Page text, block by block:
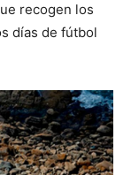
recogen los
días de fútbol